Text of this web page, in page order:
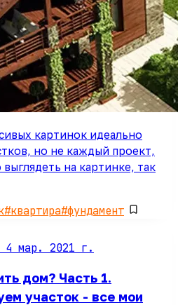
картинок идеально
но не каждый проект,
на картинке, так
#квартира#фундамент
4 мар. 2021 г.
дом? Часть 1.
участок - все мои